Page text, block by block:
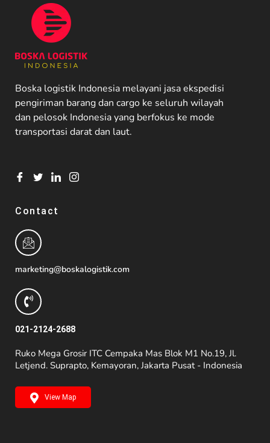
Boska logistik Indonesia melayani jasa ekspedisi
pengiriman barang dan cargo ke seluruh wilayah
dan pelosok Indonesia yang berfokus ke mode
transportasi darat dan laut.
Contact
marketing@boskalogistik.com
021-2124-2688
Ruko Mega Grosir ITC Cempaka Mas Blok M1 No.19, Jl.
Letjend. Suprapto, Kemayoran, Jakarta Pusat - Indonesia
View Map